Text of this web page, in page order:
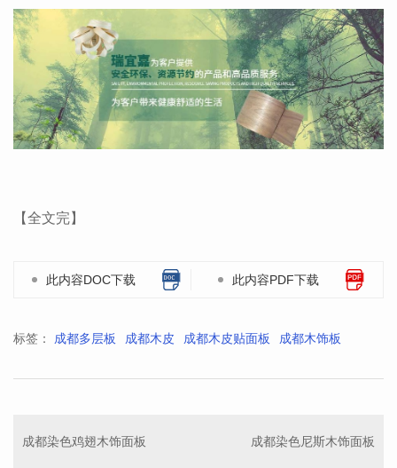
【全文完】
此内容DOC下载 此内容PDF下载
标签： 成都多层板 成都木皮 成都木皮贴面板 成都木饰板
成都染色鸡翅木饰面板 成都染色尼斯木饰面板